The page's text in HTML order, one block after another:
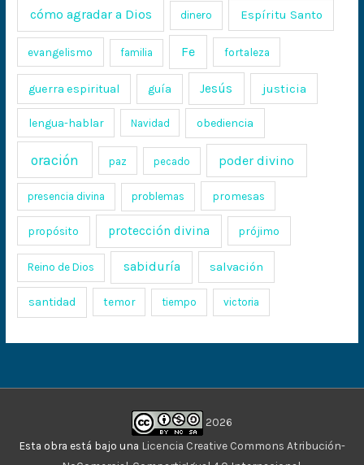
cómo agradar a Dios dinero Espíritu Santo
evangelismo familia Fe fortaleza
guerra espiritual guía Jesús justicia
lengua-hablar Navidad obediencia
oración paz pecado poder divino
presencia divina problemas promesas
propósito protección divina prójimo
Reino de Dios sabiduría salvación
santidad temor tiempo victoria
2026
Esta obra está bajo una Licencia Creative Commons Atribución-